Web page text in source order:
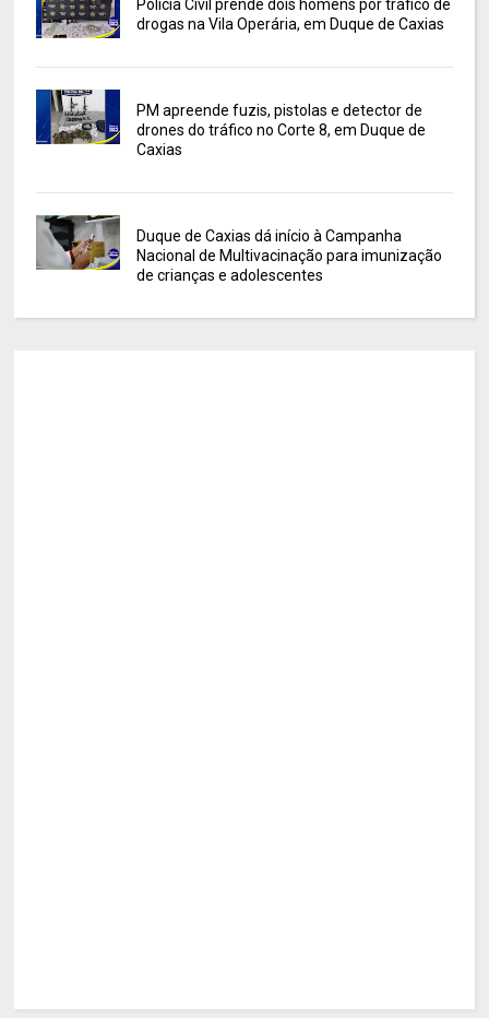
Polícia Civil prende dois homens por tráfico de
drogas na Vila Operária, em Duque de Caxias
PM apreende fuzis, pistolas e detector de
drones do tráfico no Corte 8, em Duque de
Caxias
Duque de Caxias dá início à Campanha
Nacional de Multivacinação para imunização
de crianças e adolescentes